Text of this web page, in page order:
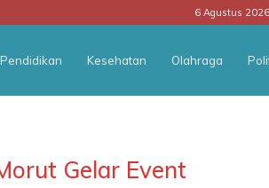
6 Agustus
Pendidikan Kesehatan Olahraga
Gelar Event